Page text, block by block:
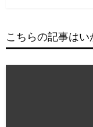
シ
こちらの記事はい